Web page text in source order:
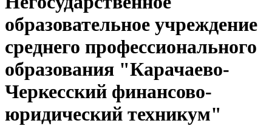
образовательное учреждение
среднего профессионального
образования "Карачаево-
Черкесский финансово-
юридический техникум"